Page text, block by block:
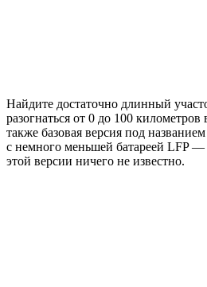
Найдите достаточно длинный
разогнаться от 0 до 100 километров
также базовая версия под
с немного меньшей батареей LFP —
этой версии ничего не известно.